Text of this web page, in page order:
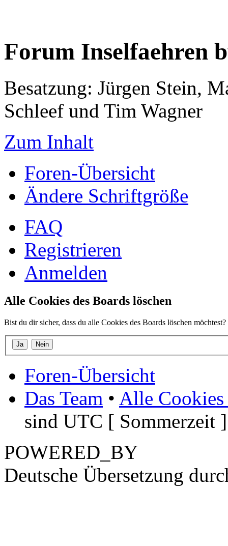
Forum Inselfaehren
Besatzung: Jürgen Stein,
Schleef und Tim Wagner
Zum Inhalt
Foren-Übersicht
Ändere Schriftgröße
FAQ
Registrieren
Anmelden
Alle Cookies des Boards löschen
Bist du dir sicher, dass du alle Cookies des Boards löschen möchtest?
Foren-Übersicht
Das Team • Alle Cookies
sind UTC [ Sommerzeit ]
POWERED_BY
Deutsche Übersetzung